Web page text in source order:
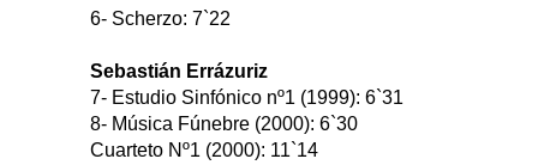
6- Scherzo: 7`22
Sebastián Errázuriz
7- Estudio Sinfónico nº1 (1999): 6`31
8- Música Fúnebre (2000): 6`30
Cuarteto Nº1 (2000): 11`14